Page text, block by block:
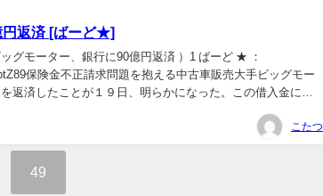
円返済 [ばーど★]
グモーター、銀行に90億円返済 ）1 ばーど ★ ：
保険金不正請求問題を抱える中古車販売大手ビッグモー
返済したことが１９日、明らかになった。この借入金につ
こたつ
49